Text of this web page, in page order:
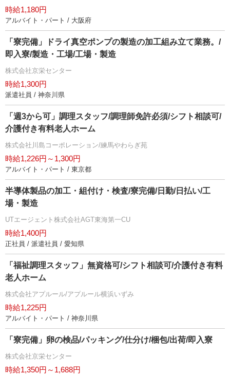
時給1,180円
アルバイト・パート / 大阪府
「寮完備」ドライ真空ポンプの製造の加工組み立て業務。/
即入寮/製造・工場/工場・製造
株式会社京栄センター
時給1,300円
派遣社員 / 神奈川県
「週3から可」調理スタッフ/調理師免許必須/シフト相談可/
介護付き有料老人ホーム
株式会社川島コーポレーション/練馬やわらぎ苑
時給1,226円～1,300円
アルバイト・パート / 東京都
半導体製品の加工・組付け・検査/寮完備/日勤/日払い/工
場・製造
UTエージェント株式会社AGT東海第一CU
時給1,400円
正社員 / 派遣社員 / 愛知県
「福祉調理スタッフ」無資格可/シフト相談可/介護付き有料
老人ホーム
株式会社アプルール/アプルール横浜いずみ
時給1,225円
アルバイト・パート / 神奈川県
「寮完備」卵の検品/パッキング/仕分け/梱包/出荷/即入寮
株式会社京栄センター
時給1,350円～1,688円